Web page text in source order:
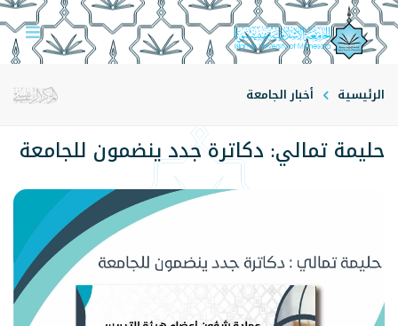
الرئيسية أخبار الجامعة
حليمة تمالي: دكاترة جدد ينضمون للجامعة